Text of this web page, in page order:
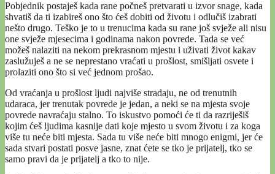
Pobjednik postaješ kada rane počneš pretvarati u izvor snage, kada
shvatiš da ti izabireš ono što ćeš dobiti od životu i odlučiš izabrati
nešto drugo. Teško je to u trenucima kada su rane još svježe ali nisu
one svježe mjesecima i godinama nakon povrede. Tada se već
možeš nalaziti na nekom prekrasnom mjestu i uživati život kakav
zaslužuješ a ne se neprestano vraćati u prošlost, smišljati osvete i
prolaziti ono što si već jednom prošao.
Od vraćanja u prošlost ljudi najviše stradaju, ne od trenutnih
udaraca, jer trenutak povrede je jedan, a neki se na mjesta svoje
povrede navraćaju stalno. To iskustvo pomoći će ti da razriješiš
kojim ćeš ljudima kasnije dati koje mjesto u svom životu i za koga
više tu neće biti mjesta. Sada tu više neće biti mnogo enigmi, jer će
sada stvari postati posve jasne, znat ćete se tko je prijatelj, tko se
samo pravi da je prijatelj a tko to nije.